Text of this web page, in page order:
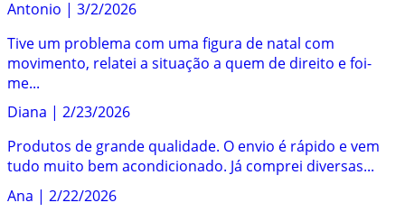
Antonio | 3/2/2026
Tive um problema com uma figura de natal com
movimento, relatei a situação a quem de direito e foi-
me...
Diana | 2/23/2026
Produtos de grande qualidade. O envio é rápido e vem
tudo muito bem acondicionado. Já comprei diversas...
Ana | 2/22/2026